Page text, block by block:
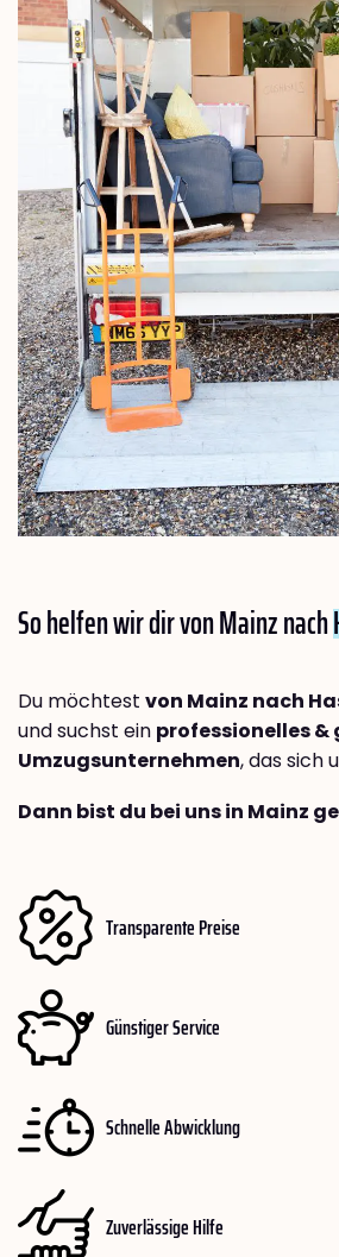
So helfen wir dir von Mainz nach
Du möchtest von Mainz nach
und suchst ein professionelles &
Umzugsunternehmen, das sich
Dann bist du bei uns in Mainz
Transparente Preise
Günstiger Service
Schnelle Abwicklung
Zuverlässige Hilfe